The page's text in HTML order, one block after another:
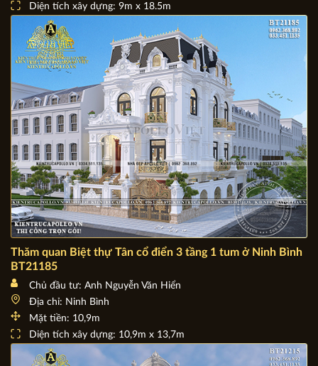
Chủ đầu tư: Anh Vĩnh
Địa chỉ: Quỳnh Lưu, Nghệ An
Mặt tiền: 9m
Diện tích xây dựng: 9m x 18.5m
Thăm quan Biệt thự Tân cổ điển 3 tầng 1 tum ở Ninh Bình
BT21185
Chủ đầu tư: Anh Nguyễn Văn Hiển
Địa chỉ: Ninh Bình